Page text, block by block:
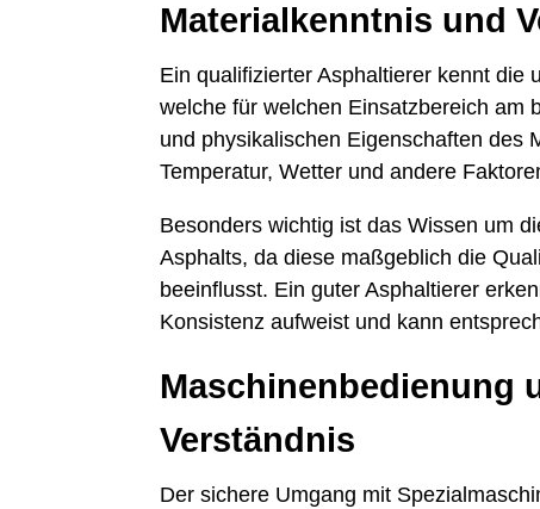
Materialkenntnis und
Ein qualifizierter Asphaltierer kennt die
welche für welchen Einsatzbereich am
und physikalischen Eigenschaften des
Temperatur, Wetter und andere
Besonders wichtig ist das Wissen um
Asphalts, da diese maßgeblich die
beeinflusst. Ein guter Asphaltierer
Konsistenz aufweist und kann
Maschinenbedienung
Verständnis
Der sichere Umgang mit